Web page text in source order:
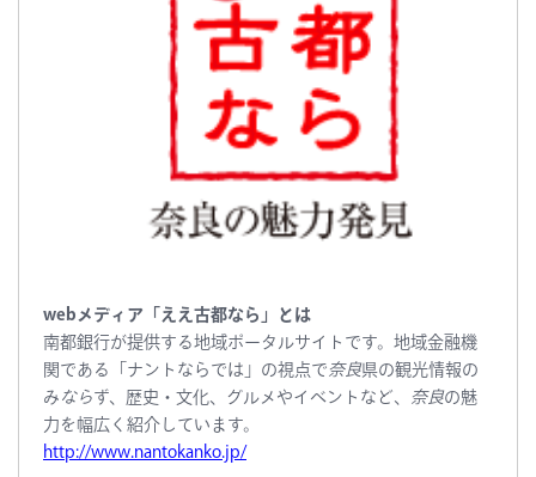
webメディア「ええ古都なら」とは
南都銀行が提供する地域ポータルサイトです。地域金融機
関である「ナントならでは」の視点で奈良県の観光情報の
み ならず、歴史・文化、グルメやイベントなど、 奈良の魅
力を幅広く紹介しています。
http://www.nantokanko.jp/